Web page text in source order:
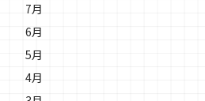
7月
6月
5月
4月